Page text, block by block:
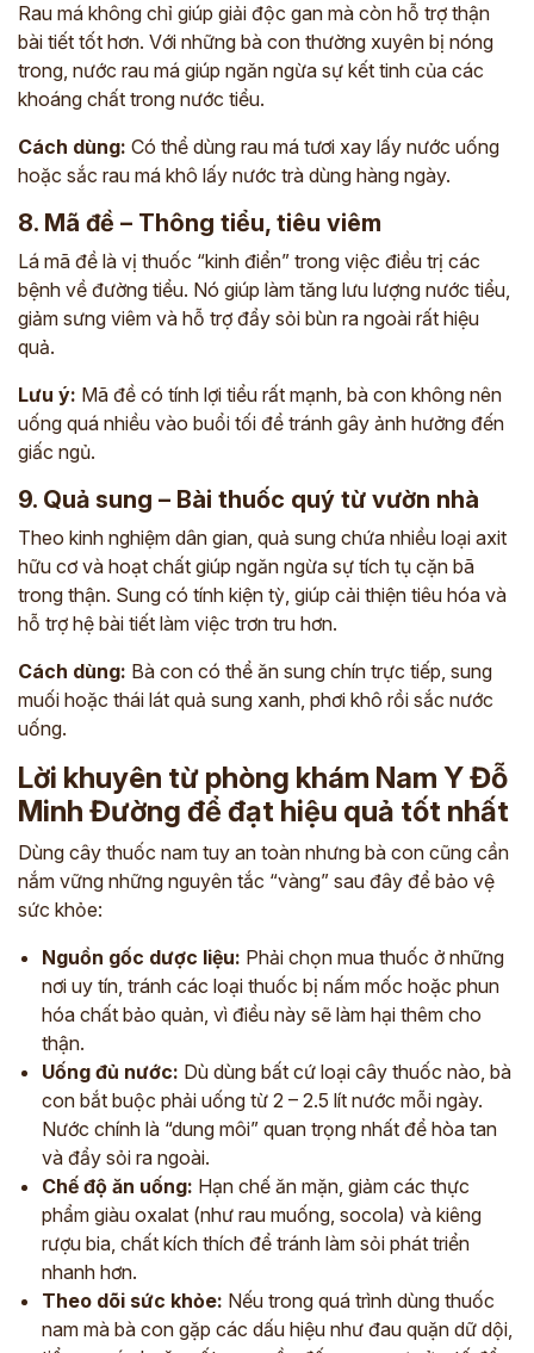
Rau má không chỉ giúp giải độc gan mà còn hỗ trợ thận
bài tiết tốt hơn. Với những bà con thường xuyên bị nóng
trong, nước rau má giúp ngăn ngừa sự kết tinh của các
khoáng chất trong nước tiểu.
Cách dùng: Có thể dùng rau má tươi xay lấy nước uống
hoặc sắc rau má khô lấy nước trà dùng hàng ngày.
8. Mã đề – Thông tiểu, tiêu viêm
Lá mã đề là vị thuốc “kinh điển” trong việc điều trị các
bệnh về đường tiểu. Nó giúp làm tăng lưu lượng nước tiểu,
giảm sưng viêm và hỗ trợ đẩy sỏi bùn ra ngoài rất hiệu
quả.
Lưu ý: Mã đề có tính lợi tiểu rất mạnh, bà con không nên
uống quá nhiều vào buổi tối để tránh gây ảnh hưởng đến
giấc ngủ.
9. Quả sung – Bài thuốc quý từ vườn nhà
Theo kinh nghiệm dân gian, quả sung chứa nhiều loại axit
hữu cơ và hoạt chất giúp ngăn ngừa sự tích tụ cặn bã
trong thận. Sung có tính kiện tỳ, giúp cải thiện tiêu hóa và
hỗ trợ hệ bài tiết làm việc trơn tru hơn.
Cách dùng: Bà con có thể ăn sung chín trực tiếp, sung
muối hoặc thái lát quả sung xanh, phơi khô rồi sắc nước
uống.
Lời khuyên từ phòng khám Nam Y Đỗ
Minh Đường để đạt hiệu quả tốt nhất
Dùng cây thuốc nam tuy an toàn nhưng bà con cũng cần
nắm vững những nguyên tắc “vàng” sau đây để bảo vệ
sức khỏe:
Nguồn gốc dược liệu: Phải chọn mua thuốc ở những
nơi uy tín, tránh các loại thuốc bị nấm mốc hoặc phun
hóa chất bảo quản, vì điều này sẽ làm hại thêm cho
thận.
Uống đủ nước: Dù dùng bất cứ loại cây thuốc nào, bà
con bắt buộc phải uống từ 2 – 2.5 lít nước mỗi ngày.
Nước chính là “dung môi” quan trọng nhất để hòa tan
và đẩy sỏi ra ngoài.
Chế độ ăn uống: Hạn chế ăn mặn, giảm các thực
phẩm giàu oxalat (như rau muống, socola) và kiêng
rượu bia, chất kích thích để tránh làm sỏi phát triển
nhanh hơn.
Theo dõi sức khỏe: Nếu trong quá trình dùng thuốc
nam mà bà con gặp các dấu hiệu như đau quặn dữ dội,
ĐĂNG KÝ TƯ VẤN
THĂM KHÁM
CÙNG CHUYÊN GIA Y HỌC CỔ TRUYỀN